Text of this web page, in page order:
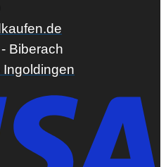
Biberach